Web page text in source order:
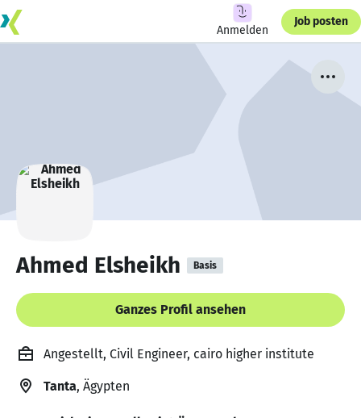
Anmelden
Job posten
Ahmed Elsheikh Basis
Ganzes Profil ansehen
Angestellt, Civil Engineer, cairo higher institute
Tanta, Ägypten